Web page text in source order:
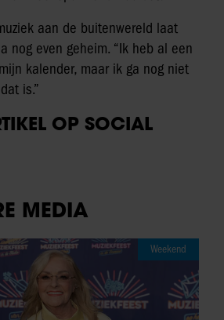
aan de buitenwereld laat
nog even geheim. “Ik heb al een
kalender, maar ik ga nog niet
is.”
OP SOCIAL
MEDIA
Weekend